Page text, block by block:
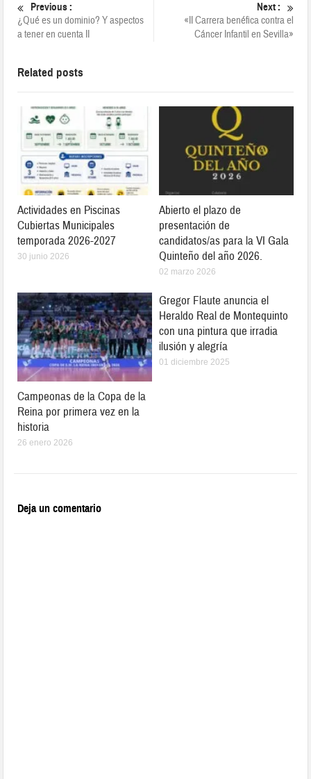
Previous :
¿Qué es un dominio? Y aspectos
a tener en cuenta II
Next :
«II Carrera benéfica contra el
Cáncer Infantil en Sevilla»
Related posts
Actividades en Piscinas
Cubiertas Municipales
temporada 2026-2027
30 junio 2026
Abierto el plazo de
presentación de
candidatos/as para la VI Gala
Quinteño del año 2026.
02 marzo 2026
Campeonas de la Copa de la
Reina por primera vez en la
historia
26 enero 2026
Gregor Flaute anuncia el
Heraldo Real de Montequinto
con una pintura que irradia
ilusión y alegría
01 diciembre 2025
Deja un comentario